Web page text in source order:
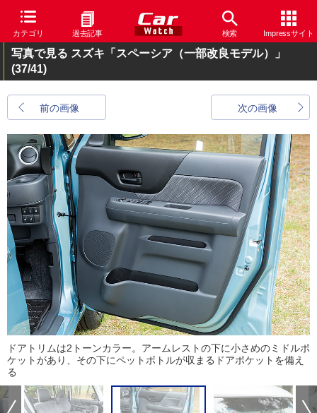
カテゴリ 過去記事 検索 Impressサイト
写真で見る スズキ「スペーシア（一部改良モデル）」
(37/41)
前の画像 次の画像
ドアトリムは2トーンカラー。アームレストの下に小さめのミドルポ
ケットがあり、その下にペットボトルが収まるドアポケットを備え
る